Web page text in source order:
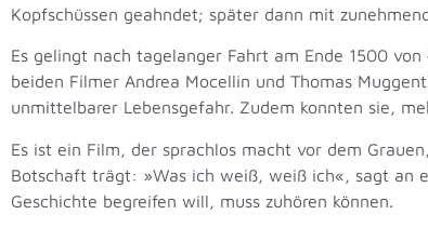
Kopfschüssen geahndet; später dann mit
Es gelingt nach tagelanger Fahrt am Ende 1500
beiden Filmer Andrea Mocellin und Thomas
unmittelbarer Lebensgefahr. Zudem konnten sie,
Es ist ein Film, der sprachlos macht vor dem
Botschaft trägt: »Was ich weiß, weiß ich«, sagt an
Geschichte begreifen will, muss zuhören können.